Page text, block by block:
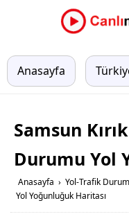
Anasayfa
Samsun
Durumu Yol
Anasayfa › Yol-Trafik
Yol Yoğunluğuk Haritası